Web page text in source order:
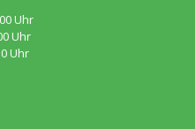
Uhr
Uhr
Uhr